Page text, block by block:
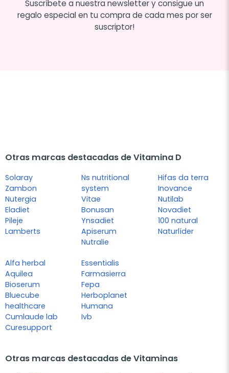
Suscríbete a nuestra newsletter y consigue un
regalo especial en tu compra de cada mes por ser
suscriptor!
Otras marcas destacadas de Vitamina D
Solaray
Zambon
Nutergia
Eladiet
Pileje
Lamberts
Ns nutritional
system
Vitae
Bonusan
Ynsadiet
Apiserum
Nutralie
Hifas da terra
Inovance
Nutilab
Novadiet
100 natural
Naturlíder
Alfa herbal
Aquilea
Bioserum
Bluecube
healthcare
Cumlaude lab
Curesupport
Essentialis
Farmasierra
Fepa
Herboplanet
Humana
Ivb
Otras marcas destacadas de Vitaminas